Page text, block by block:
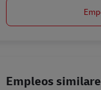
Empleos